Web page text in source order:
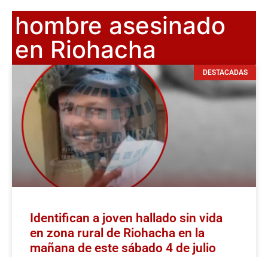
hombre asesinado
en Riohacha
DESTACADAS
Identifican a joven hallado sin vida
en zona rural de Riohacha en la
mañana de este sábado 4 de julio